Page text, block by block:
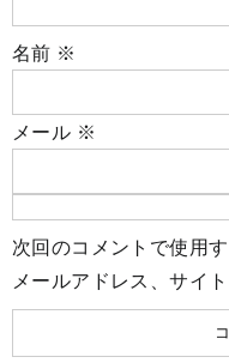
名前 ※
メール ※
次回のコメントで使用
メールアドレス、サイト